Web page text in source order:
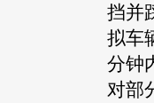
挡并
拟车
分钟
对部